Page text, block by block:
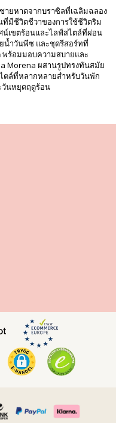
M (7899670741190),
ปตามการตัด
งและดูแล
ป็นสิ่งจำเป็นและส่งผลต่อสีสัน
ทำอย่างไรล่ะ ให้ชุดบิกินี่มีอายุ
สระว่ายน้ำ) หรือไม้ (เศษไม้!)
ช้งานทุกครั้ง ให้ล้างบิกินี่ในน้ำ
แต่ให้ใช้ผลิตภัณฑ์ทำความ
นนุ่มของเนื้อผ้าและไม่
หรือกระเป๋าของคุณ อย่าปล่อย
รพับชุดในขณะที่ชุดยังเปียก
ยู่บนชุดว่ายน้ำอาจเปลี่ยนสีได้
าไปด้วยหิน ไข่มุกหรือการ
ราะวัสดุเหล่านี้จะหลุดได้ง่ายๆ
ห้งแล้ว การทำความสะอาดจะ
ายหาดจากบราซิลที่เฉลิมฉลอง
มีชีวิตชีวาของการใช้ชีวิตริม
น์เขตร้อนและไลฟ์สไตล์ที่ผ่อน
น้ำวันพีซ และชุดรีสอร์ทที่
พร้อมมอบความสบายและ
Morena ผสานรูปทรงทันสมัย
ตล์ที่หลากหลายสำหรับวันพัก
วันหยุดฤดูร้อน